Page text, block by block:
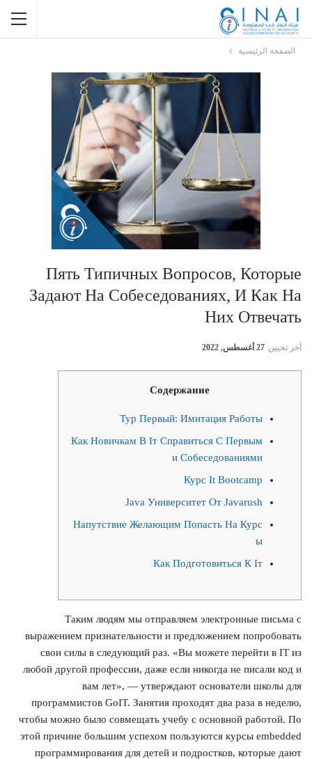
الصفحة الرئيسية
Пять Типичных Вопросов, Которые
Задают На Собеседованиях, И Как На
Них Отвечать
أخر تحيين 27 أغسطس, 2022
Содержание
Тур Первый: Имитация Работы
Как Новичкам В Іт Справиться С Первым
и Собеседованиями
Курс It Bootcamp
Java Университет От Javarush
Напутствие Желающим Попасть На Курс
ы
Как Подготовиться К Iт
Таким людям мы отправляем электронные письма с
выражением признательности и предложением попробовать
свои силы в следующий раз. «Вы можете перейти в IT из
любой другой профессии, даже если никогда не писали код и
вам лет», — утверждают основатели школы для
программистов GoIT. Занятия проходят два раза в неделю,
чтобы можно было совмещать учебу с основной работой. По
этой причине большим успехом пользуются курсы embedded
программирования для детей и подростков, которые дают